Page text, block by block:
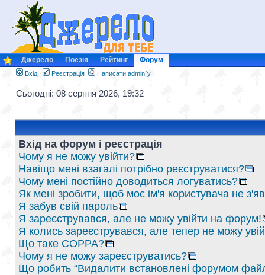
Джерело Поезія Рейтинг Форум
Вхід Реєстрація Написати admin`у
Сьогодні: 08 серпня 2026, 19:32
Вхід на форум і реєстрація
Чому я не можу увійти?
Навіщо мені взагалі потрібно реєструватися?
Чому мені постійно доводиться логуватись?
Як мені зробити, щоб моє ім'я користувача не
Я забув свій пароль
Я зареєструвався, але не можу увійти на форум!
Я колись зареєструвався, але тепер не можу
Що таке COPPA?
Чому я не можу зареєструватись?
Що робить “Видалити встановлені форумом